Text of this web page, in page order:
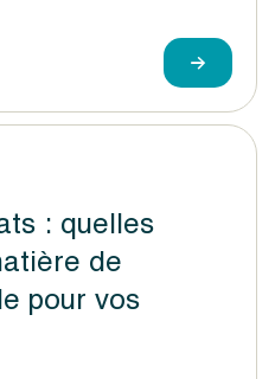
: quelles
de
pour vos